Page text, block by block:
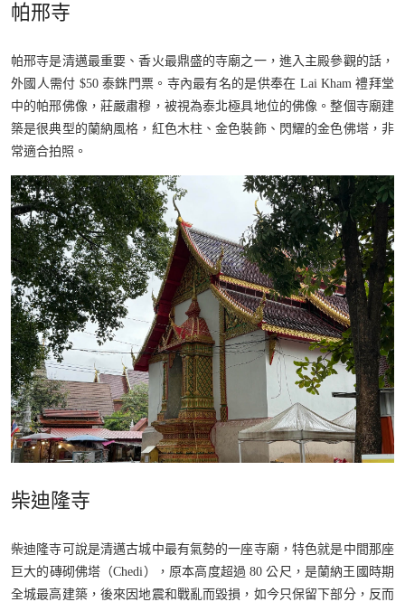
帕邢寺
帕邢寺是清邁最重要、香火最鼎盛的寺廟之一，進入主殿參觀的話，
外國人需付 $50 泰銖門票。寺內最有名的是供奉在 Lai Kham 禮拜堂
中的帕邢佛像，莊嚴肅穆，被視為泰北極具地位的佛像。整個寺廟建
築是很典型的蘭納風格，紅色木柱、金色裝飾、閃耀的金色佛塔，非
常適合拍照。
柴迪隆寺
柴迪隆寺可說是清邁古城中最有氣勢的一座寺廟，特色就是中間那座
巨大的磚砌佛塔（Chedi），原本高度超過 80 公尺，是蘭納王國時期
全城最高建築，後來因地震和戰亂而毀損，如今只保留下部分，反而